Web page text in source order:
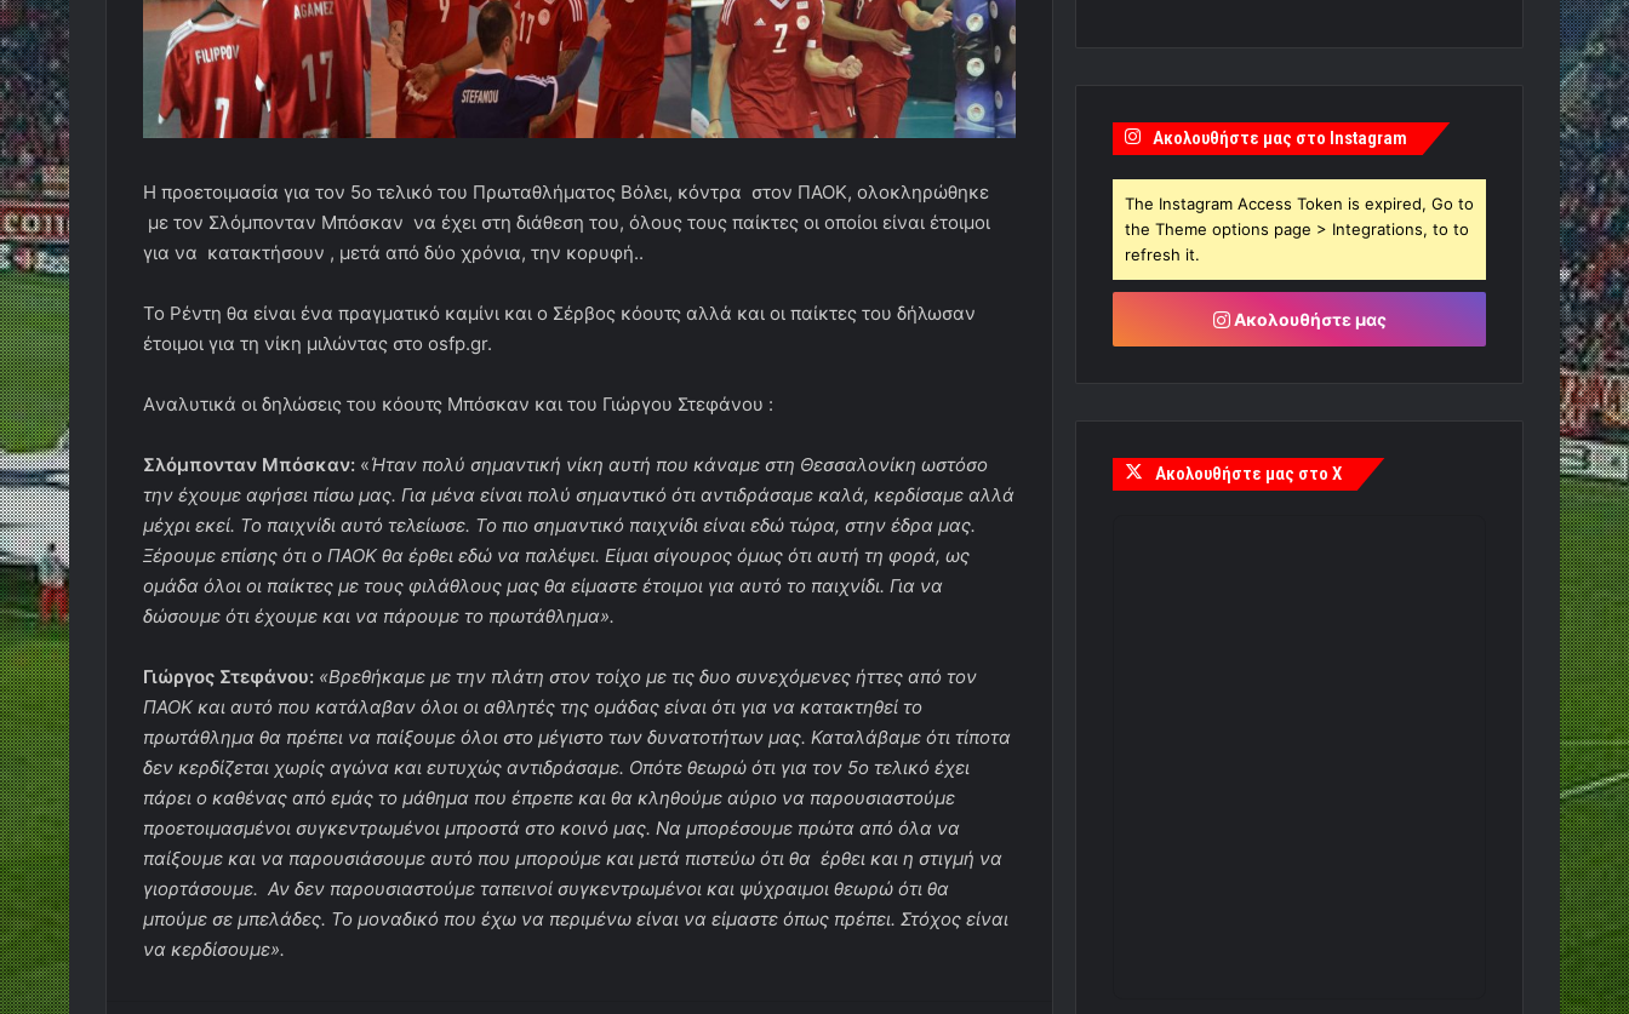
Η προετοιμασία για τον 5ο τελικό του Πρωταθλήματος Βόλει, κόντρα στον ΠΑΟΚ, ολοκληρώθηκε
με τον Σλόμπονταν Μπόσκαν να έχει στη διάθεση του, όλους τους παίκτες οι οποίοι είναι έτοιμοι
για να κατακτήσουν , μετά από δύο χρόνια, την κορυφή..
Το Ρέντη θα είναι ένα πραγματικό καμίνι και ο Σέρβος κόουτς αλλά και οι παίκτες του δήλωσαν
έτοιμοι για τη νίκη μιλώντας στο osfp.gr.
Aναλυτικά οι δηλώσεις του κόουτς Μπόσκαν και του Γιώργου Στεφάνου :
Σλόμπονταν Μπόσκαν: «Ήταν πολύ σημαντική νίκη αυτή που κάναμε στη Θεσσαλονίκη ωστόσο
την έχουμε αφήσει πίσω μας. Για μένα είναι πολύ σημαντικό ότι αντιδράσαμε καλά, κερδίσαμε αλλά
μέχρι εκεί. Το παιχνίδι αυτό τελείωσε. Το πιο σημαντικό παιχνίδι είναι εδώ τώρα, στην έδρα μας.
Ξέρουμε επίσης ότι ο ΠΑΟΚ θα έρθει εδώ να παλέψει. Είμαι σίγουρος όμως ότι αυτή τη φορά, ως
ομάδα όλοι οι παίκτες με τους φιλάθλους μας θα είμαστε έτοιμοι για αυτό το παιχνίδι. Για να
δώσουμε ότι έχουμε και να πάρουμε το πρωτάθλημα».
Γιώργος Στεφάνου: «Βρεθήκαμε με την πλάτη στον τοίχο με τις δυο συνεχόμενες ήττες από τον
ΠΑΟΚ και αυτό που κατάλαβαν όλοι οι αθλητές της ομάδας είναι ότι για να κατακτηθεί το
πρωτάθλημα θα πρέπει να παίξουμε όλοι στο μέγιστο των δυνατοτήτων μας. Καταλάβαμε ότι τίποτα
δεν κερδίζεται χωρίς αγώνα και ευτυχώς αντιδράσαμε. Οπότε θεωρώ ότι για τον 5ο τελικό έχει
πάρει ο καθένας από εμάς το μάθημα που έπρεπε και θα κληθούμε αύριο να παρουσιαστούμε
προετοιμασμένοι συγκεντρωμένοι μπροστά στο κοινό μας. Να μπορέσουμε πρώτα από όλα να
παίξουμε και να παρουσιάσουμε αυτό που μπορούμε και μετά πιστεύω ότι θα έρθει και η στιγμή να
γιορτάσουμε. Αν δεν παρουσιαστούμε ταπεινοί συγκεντρωμένοι και ψύχραιμοι θεωρώ ότι θα
μπούμε σε μπελάδες. Το μοναδικό που έχω να περιμένω είναι να είμαστε όπως πρέπει. Στόχος είναι
να κερδίσουμε».
Ακολουθήστε μας στο Instagram
The Instagram Access Token is expired, Go to
the Theme options page > Integrations, to to
refresh it.
Ακολουθήστε μας
Ακολουθήστε μας στο X